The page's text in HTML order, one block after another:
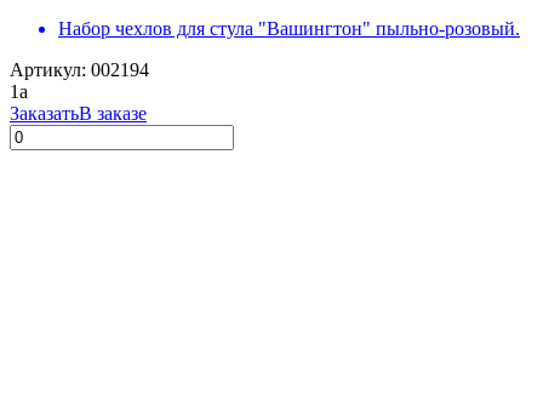
Набор чехлов для стула "Вашингтон" пыльно-розовый.
Артикул: 002194
1a
ЗаказатьВ заказе